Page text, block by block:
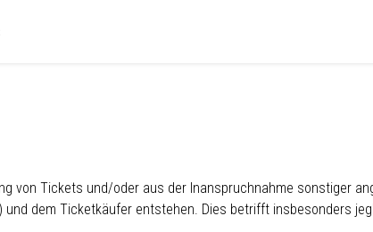
von Tickets und/oder aus der Inanspruchnahme sonstiger
dem Ticketkäufer entstehen. Dies betrifft insbesonders